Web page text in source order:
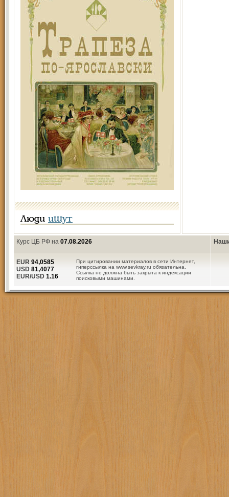
Люди ищут
Курс ЦБ РФ на 07.08.2026
При цитировании материалов в сети Интернет,
гиперссылка на www.sevkray.ru обязательна.
Ссылка не должна быть закрыта к индексации
поисковыми машинами.
EUR 94,0585
USD 81,4077
EUR/USD 1.16